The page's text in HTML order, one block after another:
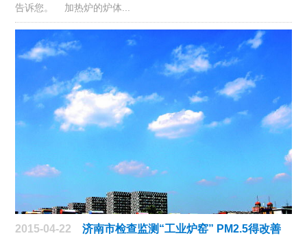
告诉您。 加热炉的炉体...
2015-04-22
济南市检查监测“工业炉窑” PM2.5得改善